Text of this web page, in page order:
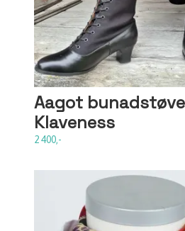
Aagot
Klaveness
2 400,-